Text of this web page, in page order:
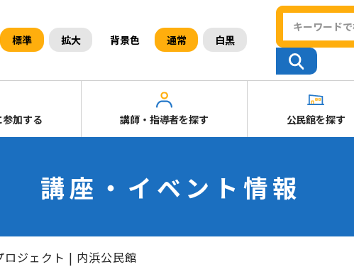
標準 拡大 背景色 通常 白黒
加する 講師・指導者を探す 公民館を探す
講座・イベント情報
ロジェクト | 内浜公民館